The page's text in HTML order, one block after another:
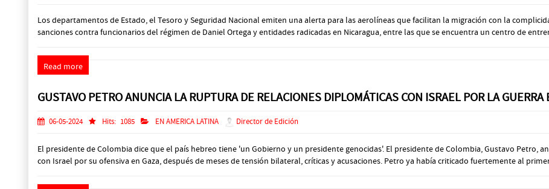
Los departamentos de Estado, el Tesoro y Seguridad Nacional emiten una alerta para las aerolíneas que facilitan la migración con la
sanciones contra funcionarios del régimen de Daniel Ortega y entidades radicadas en Nicaragua, entre las que se encuentra un centro de
Read more
GUSTAVO PETRO ANUNCIA LA RUPTURA DE RELACIONES DIPLOMÁTICAS CON ISRAEL POR LA GUERRA
06-05-2024 Hits: 1085 EN AMERICA LATINA Director de Edición
El presidente de Colombia dice que el país hebreo tiene 'un Gobierno y un presidente genocidas'. El presidente de Colombia, Gustavo Petro,
con Israel por su ofensiva en Gaza, después de meses de tensión bilateral, críticas y acusaciones. Petro ya había criticado fuertemente al